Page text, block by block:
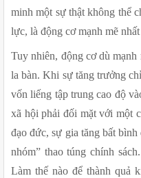
minh một sự thật không thể
lực, là động cơ mạnh mẽ
Tuy nhiên, động cơ dù mạnh
la bàn. Khi sự tăng trưởng
vốn liếng tập trung cao độ
xã hội phải đối mặt với một
đạo đức, sự gia tăng bất
nhóm” thao túng chính
Làm thế nào để thành quả